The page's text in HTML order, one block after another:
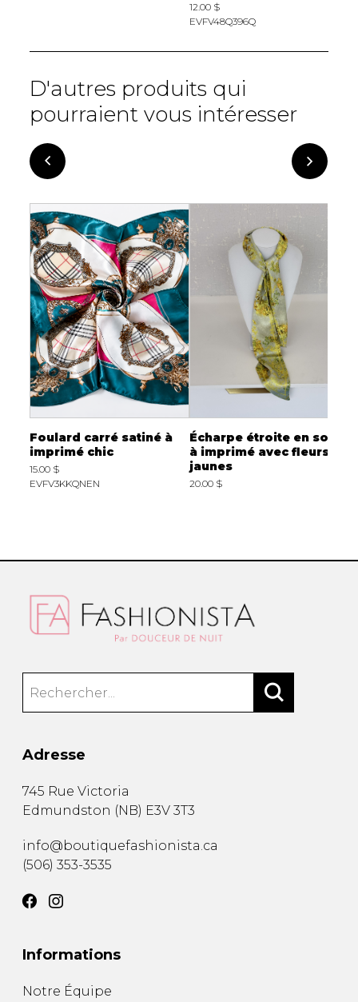
12.00 $
EVFV48Q396Q
D'autres produits qui
pourraient vous intéresser
Foulard carré satiné à
imprimé chic
15.00 $
EVFV3KKQNEN
Écharpe étroite en soie
à imprimé avec fleurs
jaunes
20.00 $
Adresse
745 Rue Victoria
Edmundston (NB) E3V 3T3
info@boutiquefashionista.ca
(506) 353-3535
Informations
Notre Équipe